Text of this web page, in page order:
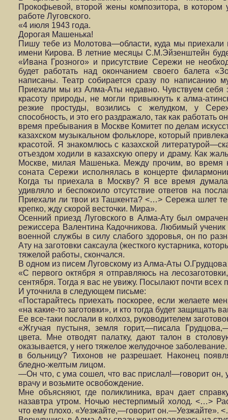
Прокофьевой, второй жены композитора, в котором
работе Луговского.
«4 июля 1943 года.
Дорогая Машенька!
Пишу тебе из Молотова—области, куда мы приехали
имени Кирова. В летние месяцы С.М.Эйзенштейн
«Ивана Грозного» и присутствие Сережи не
будет работать над окончанием своего балета
написаны. Театр собирается сразу по написанию
Приехали мы из Алма-Аты недавно. Чувствуем себя
красоту природы, не могли привыкнуть к алма-
резкие простуды, возились с желудком, у
способность, и это его раздражало, так как работать
время пребывания в Москве Комитет по делам
казахском музыкальном фольклоре, который
красотой. Я знакомлюсь с казахской
отъездом ходили в казахскую оперу и драму. Как
Москве, милая Машенька. Между прочим, во время
соната Сережи исполнялась в концерте
Когда ты приехала в Москву? Я все время
удивляло и беспокоило отсутствие ответов на
Приехали ли твои из Ташкента? <…> Сережа шлет
крепко, жду скорой весточки. Мира».
Осенний приезд Луговского в Алма-Ату был
режиссера Валентина Кадочникова. Любимый
военной службы в силу слабого здоровья, он по
Ату на заготовки саксаула (жесткого кустарника,
тяжелой работы, скончался.
В одном из писем Луговскому из Алма-Аты
«С первого октября я отправляюсь на
сентября. Тогда я вас не увижу. Посылают почти всех
И уточнила в следующем письме:
«Постарайтесь приехать поскорее, если желаете
«на какие-то заготовки», и кто тогда будет защищать
Ее все-таки послали в колхоз, руководителем
«Жгучая пустыня, земля горит,—писала
цвета. Мне отводят палатку, дают талон в
оказывается, у него тяжелое желудочное
в больницу? Тихонов не разрешает. Наконец
бледно-желтым лицом.
—Он что, с ума сошел, что вас прислал!—говорит
врачу и возьмите освобождение.
Мне объясняют, где поликлиника, врач дает
назавтра утром. Ночью нестерпимый холод. <…>
что ему плохо. «Уезжайте,—говорит он.—Уезжайте».